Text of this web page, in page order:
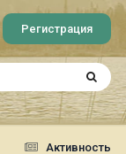
Регистрация
Активность